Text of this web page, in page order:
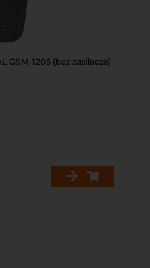
GSM-1205 (bez zasilacza)